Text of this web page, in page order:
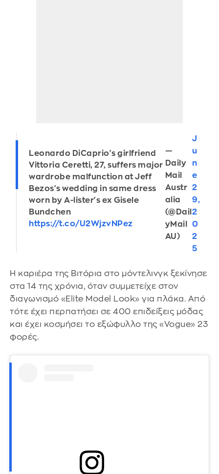
Leonardo DiCaprio's girlfriend
Vittoria Ceretti, 27, suffers major
wardrobe malfunction at Jeff
Bezos's wedding in same dress
worn by A-lister's ex Gisele
Bundchen
https://t.co/U2WjzvNPez
—
Daily
Mail
Austr
alia
(@Dail
yMail
AU)
J
u
n
e
2
9,
2
0
2
5
Η καριέρα της Βιτόρια στο μόντελινγκ ξεκίνησε
στα 14 της χρόνια, όταν συμμετείχε στον
διαγωνισμό «Elite Model Look» για πλάκα. Από
τότε έχει περπατήσει σε 400 επιδείξεις μόδας
και έχει κοσμήσει το εξώφυλλο της «Vogue» 23
φορές.